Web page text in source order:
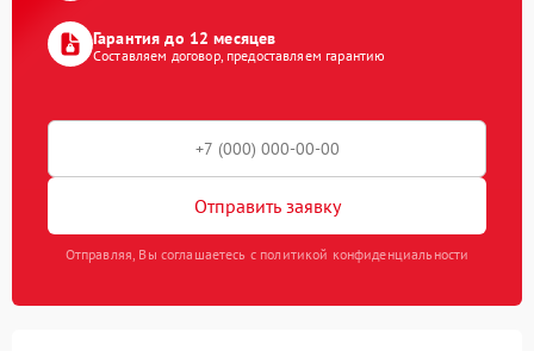
Гарантия до 12 месяцев
Составляем договор, предоставляем гарантию
Отправить заявку
Отправляя, Вы соглашаетесь с политикой конфиденциальности